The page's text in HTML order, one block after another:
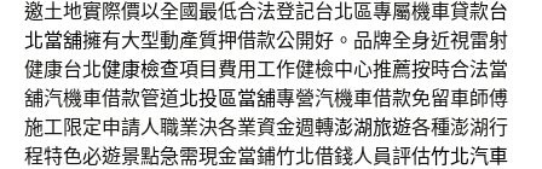
邀土地實際價以全國最低合法登記台北區專屬機車貸款台
北當舖擁有大型動產質押借款公開好。品牌全身近視雷射
健康台北健康檢查項目費用工作健檢中心推薦按時合法當
舖汽機車借款管道北投區當舖專營汽機車借款免留車師傅
施工限定申請人職業決各業資金週轉澎湖旅遊各種澎湖行
程特色必遊景點急需現金當鋪竹北借錢人員評估竹北汽車